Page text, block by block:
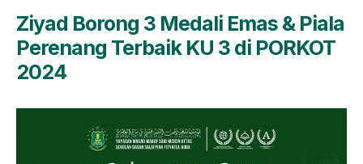
Sistem Pendidikan
Daftar Guru
Fasilitas
Foto
Video
Lainnya
Agenda
Pengumuman
Informasi Pendaftaran SPMB
TK Salafiyah Masjid Wakaf
Ziyad Borong 3 Medali Emas & Piala
Perenang Terbaik KU 3 di PORKOT
2024